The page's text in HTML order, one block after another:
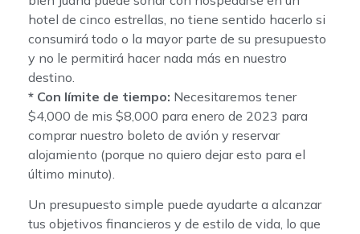
hotel de cinco estrellas, no tiene sentido hacerlo si
consumirá todo o la mayor parte de su presupuesto
y no le permitirá hacer nada más en nuestro
destino.
* Con límite de tiempo: Necesitaremos tener
$4,000 de mis $8,000 para enero de 2023 para
comprar nuestro boleto de avión y reservar
alojamiento (porque no quiero dejar esto para el
último minuto).
Un presupuesto simple puede ayudarte a alcanzar
tus objetivos financieros y de estilo de vida, lo que